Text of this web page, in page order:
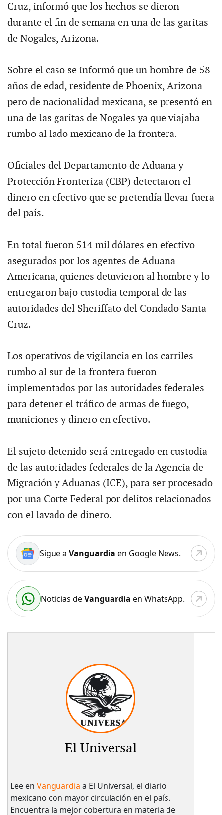
Cruz, informó que los hechos se dieron
durante el fin de semana en una de las garitas
de Nogales, Arizona.
Sobre el caso se informó que un hombre de 58
años de edad, residente de Phoenix, Arizona
pero de nacionalidad mexicana, se presentó en
una de las garitas de Nogales ya que viajaba
rumbo al lado mexicano de la frontera.
Oficiales del Departamento de Aduana y
Protección Fronteriza (CBP) detectaron el
dinero en efectivo que se pretendía llevar fuera
del país.
En total fueron 514 mil dólares en efectivo
asegurados por los agentes de Aduana
Americana, quienes detuvieron al hombre y lo
entregaron bajo custodia temporal de las
autoridades del Sheriffato del Condado Santa
Cruz.
Los operativos de vigilancia en los carriles
rumbo al sur de la frontera fueron
implementados por las autoridades federales
para detener el tráfico de armas de fuego,
municiones y dinero en efectivo.
El sujeto detenido será entregado en custodia
de las autoridades federales de la Agencia de
Migración y Aduanas (ICE), para ser procesado
por una Corte Federal por delitos relacionados
con el lavado de dinero.
Sigue a Vanguardia en Google News.
Noticias deVanguardia en WhatsApp.
El Universal
Lee en Vanguardia a El Universal, el diario
mexicano con mayor circulación en el país.​
Encuentra la mejor cobertura en materia de